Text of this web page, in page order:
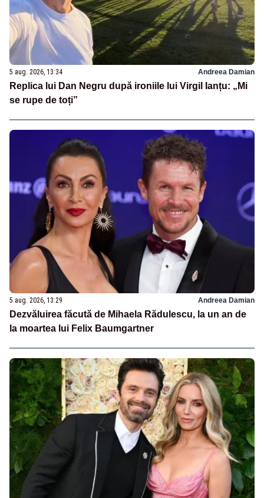
5 aug. 2026, 13:34 Andreea Damian
Replica lui Dan Negru după ironiile lui Virgil Ianțu: „Mi
se rupe de toți”
5 aug. 2026, 13:29 Andreea Damian
Dezvăluirea făcută de Mihaela Rădulescu, la un an de
la moartea lui Felix Baumgartner